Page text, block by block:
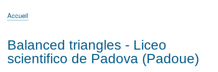
Accueil
ActualitésMATh.en.JEANS ?
Régions et Ateliers
Créer, gérer un atelier
Sujets/Publications
Congrès
d'Ariane
Accueil
Balanced triangles - Liceo
scientifico de Padova (Padoue)